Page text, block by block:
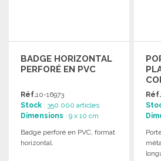
BADGE HORIZONTAL
PERFORÉ EN PVC
Réf.10-16973
Stock : 350 000 articles
Dimensions : 9 x 10 cm
Badge perforé en PVC, format
horizontal.
Réf.